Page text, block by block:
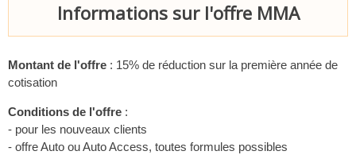
Informations sur l'offre MMA
Montant de l'offre : 15% de réduction sur la première année de
cotisation
Conditions de l'offre :
- pour les nouveaux clients
- offre Auto ou Auto Access, toutes formules possibles